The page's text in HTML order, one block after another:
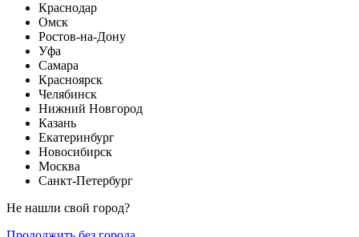
Краснодар
Омск
Ростов-на-Дону
Уфа
Самара
Красноярск
Челябинск
Нижний Новгород
Казань
Екатеринбург
Новосибирск
Москва
Санкт-Петербург
Не нашли свой город?